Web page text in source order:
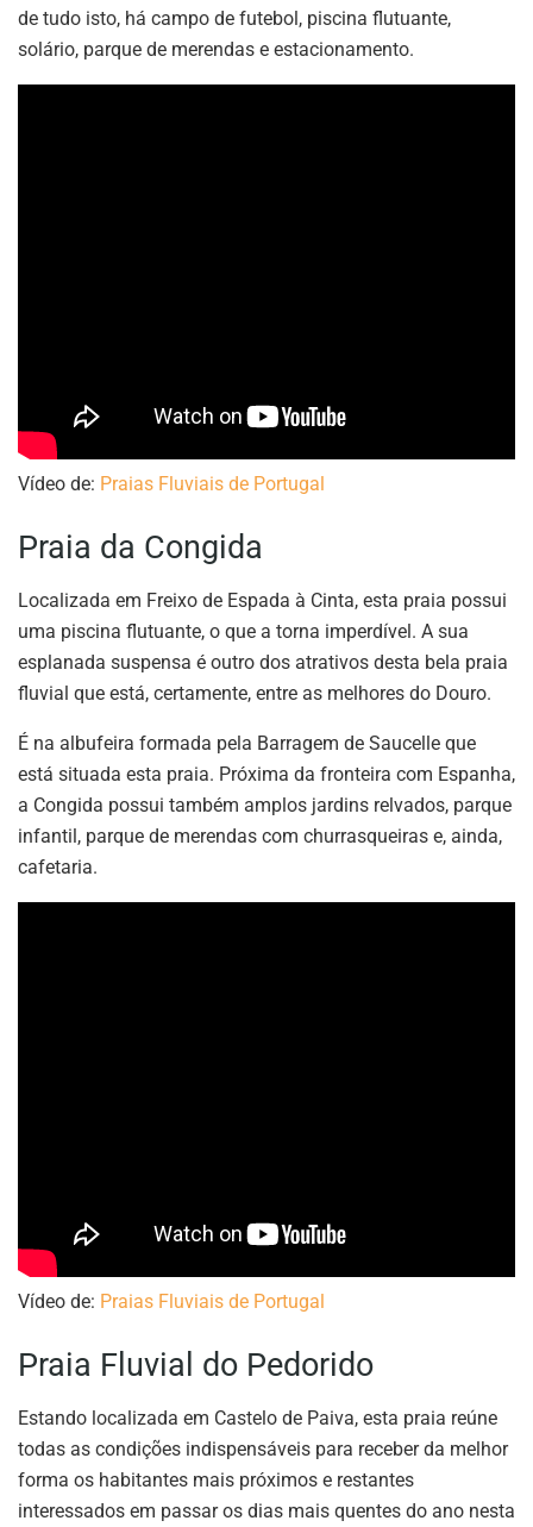
de tudo isto, há campo de futebol, piscina flutuante,
solário, parque de merendas e estacionamento.
Vídeo de: Praias Fluviais de Portugal
Praia da Congida
Localizada em Freixo de Espada à Cinta, esta praia possui
uma piscina flutuante, o que a torna imperdível. A sua
esplanada suspensa é outro dos atrativos desta bela praia
fluvial que está, certamente, entre as melhores do Douro.
É na albufeira formada pela Barragem de Saucelle que
está situada esta praia. Próxima da fronteira com Espanha,
a Congida possui também amplos jardins relvados, parque
infantil, parque de merendas com churrasqueiras e, ainda,
cafetaria.
Vídeo de: Praias Fluviais de Portugal
Praia Fluvial do Pedorido
Estando localizada em Castelo de Paiva, esta praia reúne
todas as condições indispensáveis para receber da melhor
forma os habitantes mais próximos e restantes
interessados em passar os dias mais quentes do ano nesta